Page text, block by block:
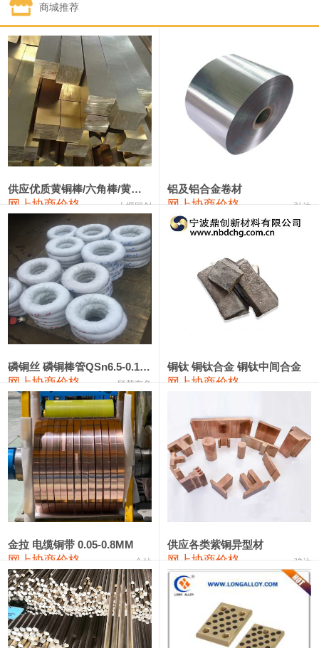
钯金
1#钴 331,000—351,000
1#锑 88,000—94,000 91,000
2#锑 84,000—90,000 87,000 0
1#镁 17,000—18,000 17,500
1#电解锰(99.7%袋装) 17,900—18,100 18,000
1#电解锰 18,800—19,000 18,900
1#铬 60,000—82,000
2202#硅 14,100—14,300
553#硅 9,200—9,400 9,300
3303#硅 10,300—10,500 10,400
441#硅 9,500—9,700
金属硅553#-331# 10,000 0
漆包线 111,610—115,610 113,610
磷铜合金 110,400—117,200 113,800 1,050
无氧铜丝(硬) 109,350—109,650 109,500
R410A专用紫铜管 113,340—113,340
铸造铝合金锭(A380） 26,200—26,400 26,300 100
铝合金ADC12 24,100—24,300 100
铸造铝合金锭(ZL102) 24,100—24,300 24,200
商城推荐
供应优质黄铜棒/六角棒/黄铜方板
网上协商价格 十堰同创
铝及铝合金卷材
网上协商价格 弘达
磷铜丝 磷铜棒管QSn6.5-0.1 7-0.2 8-0.3
网上协商价格 联荣有色
铜钛 铜钛合金 铜钛中间合金
网上协商价格
金拉 电缆铜带 0.05-0.8MM
网上协商价格 金拉
供应各类紫铜异型材
网上协商价格 骏达